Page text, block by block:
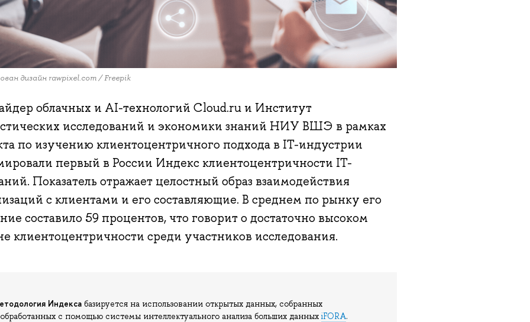
дизайн rawpixel.com / Freepik
облачных и AI-технологий Cloud.ru и Институт
исследований и экономики знаний НИУ ВШЭ в рамках
по изучению клиентоцентричного подхода в IT-индустрии
первый в России Индекс клиентоцентричности IT-
Показатель отражает целостный образ взаимодействия
с клиентами и его составляющие. В среднем по рынку его
составило 59 процентов, что говорит о достаточно высоком
клиентоцентричности среди участников исследования.
Индекса базируется на использовании открытых данных, собранных
с помощью системы интеллектуального анализа больших данныхiFORA.